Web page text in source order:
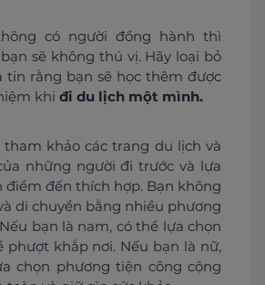
có người đồng hành thì
sẽ không thú vị. Hãy loại bỏ
tin rằng bạn sẽ học thêm được
khi đi du lịch một mình.
tham khảo các trang du lịch và
những người đi trước và lựa
điểm đến thích hợp. Bạn không
di chuyển bằng nhiều phương
bạn là nam, có thể lựa chọn
phượt khắp nơi. Nếu bạn là nữ,
chọn phương tiện công cộng